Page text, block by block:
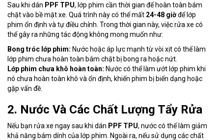
Sau khi dán PPF TPU, lớp phim cần thời gian để hoàn toàn bám
chặt vào bề mặt xe. Quá trình này có thể mất 24-48 giờđể lớp
phim ổn định và tự điều chỉnh. Trong thời gian này, việc rửa xe có
thể gây ra những tác động không mong muốn như:
Bong tróc lớp phim: Nước hoặc áp lực mạnh từ vòi xịt có thể làm
lớp phim chưa hoàn toàn bám chặt bị bong ra hoặc nứt.
Lớp phim chưa khô hoàn toàn: Nước có thể làm ướt lớp phim khi
nó chưa hoàn toàn khô và ổn định, khiến phim bị biến dạng hoặc
gặp vấn đề.
2. Nước Và Các Chất Lượng Tẩy Rửa
Nếu bạn rửa xe ngay sau khi dán PPF TPU, nước có thể làm giảm
khả năng bám dính của lớp phim. Ngoài ra, nếu sử dụng các chất